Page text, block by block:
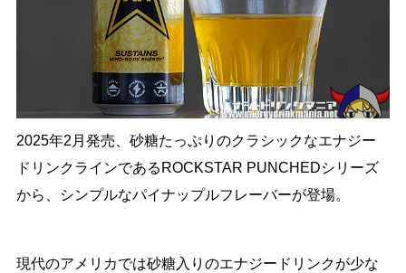
2025年2月発売、砂糖たっぷりのクラシックなエナジー
ドリンクラインであるROCKSTAR PUNCHEDシリーズ
から、シンプルなパイナップルフレーバーが登場。
現代のアメリカでは砂糖入りのエナジードリンクが少な